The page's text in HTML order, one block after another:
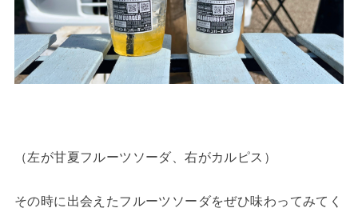
（左が甘夏フルーツソーダ、右がカルピス）
その時に出会えたフルーツソーダをぜひ味わってみてく